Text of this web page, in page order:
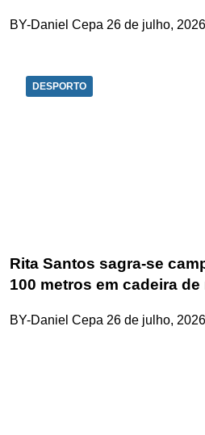
BY-Daniel Cepa 26 de julho, 2026
DESPORTO
Rita Santos sagra-se
100 metros em cadeira de
BY-Daniel Cepa 26 de julho, 2026